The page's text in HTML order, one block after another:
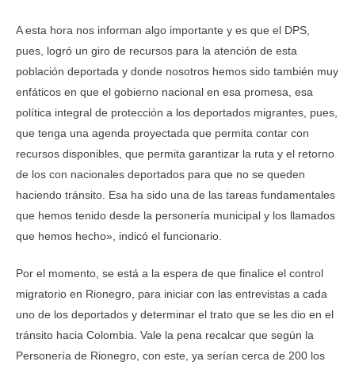
A esta hora nos informan algo importante y es que el DPS,
pues, logró un giro de recursos para la atención de esta
población deportada y donde nosotros hemos sido también muy
enfáticos en que el gobierno nacional en esa promesa, esa
política integral de protección a los deportados migrantes, pues,
que tenga una agenda proyectada que permita contar con
recursos disponibles, que permita garantizar la ruta y el retorno
de los con nacionales deportados para que no se queden
haciendo tránsito. Esa ha sido una de las tareas fundamentales
que hemos tenido desde la personería municipal y los llamados
que hemos hecho», indicó el funcionario.
Por el momento, se está a la espera de que finalice el control
migratorio en Rionegro, para iniciar con las entrevistas a cada
uno de los deportados y determinar el trato que se les dio en el
tránsito hacia Colombia. Vale la pena recalcar que según la
Personería de Rionegro, con este, ya serían cerca de 200 los